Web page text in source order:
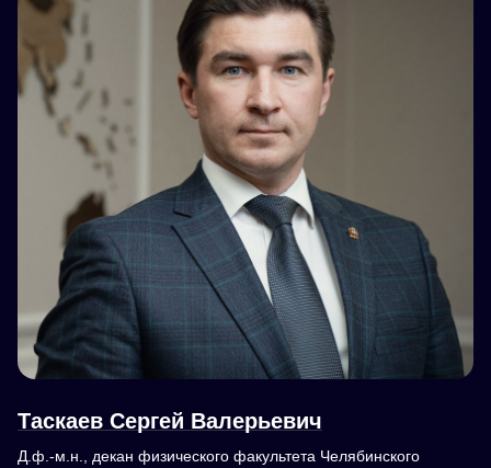
Таскаев Сергей Валерьевич
Д.ф.-м.н., декан физического факультета Челябинского